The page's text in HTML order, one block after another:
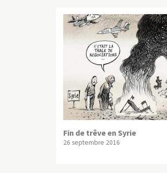
Fin de trêve en Syrie
26 septembre 2016